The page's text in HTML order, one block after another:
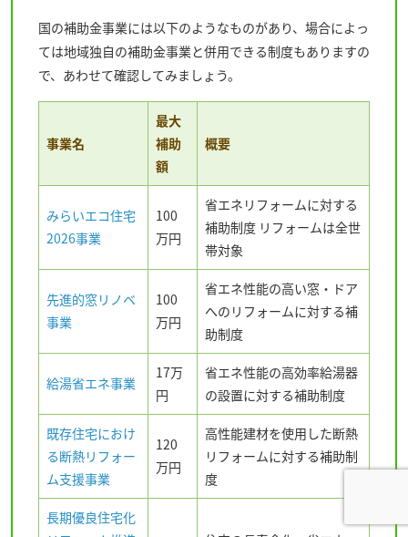
国の補助金事業には以下のようなものがあり、場合によっ
ては地域独自の補助金事業と併用できる制度もありますの
で、あわせて確認してみましょう。
事業名
最大
補助
額
概要
みらいエコ住宅
2026事業
100
万円
省エネリフォームに対する
補助制度 リフォームは全世
帯対象
先進的窓リノベ
事業
100
万円
省エネ性能の高い窓・ドア
へのリフォームに対する補
助制度
給湯省エネ事業
17万
円
省エネ性能の高効率給湯器
の設置に対する補助制度
既存住宅におけ
る断熱リフォー
ム支援事業
120
万円
高性能建材を使用した断熱
リフォームに対する補助制
度
長期優良住宅化